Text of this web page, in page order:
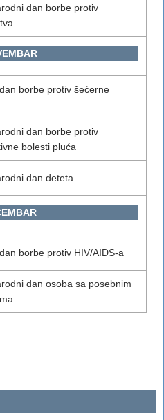
dan borbe protiv
borbe protiv šećerne
dan borbe protiv
bolesti pluća
dan deteta
borbe protiv HIV/AIDS-a
dan osoba sa posebnim